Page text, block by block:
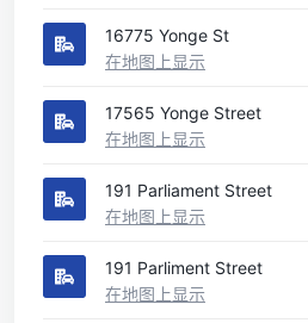
16775 Yonge St
在地图上显示
17565 Yonge Street
在地图上显示
191 Parliament Street
在地图上显示
191 Parliment Street
在地图上显示